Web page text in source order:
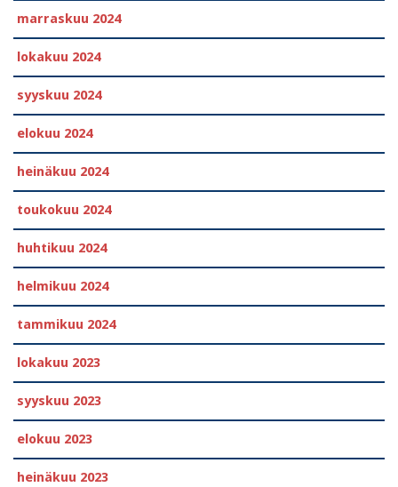
marraskuu 2024
lokakuu 2024
syyskuu 2024
elokuu 2024
heinäkuu 2024
toukokuu 2024
huhtikuu 2024
helmikuu 2024
tammikuu 2024
lokakuu 2023
syyskuu 2023
elokuu 2023
heinäkuu 2023